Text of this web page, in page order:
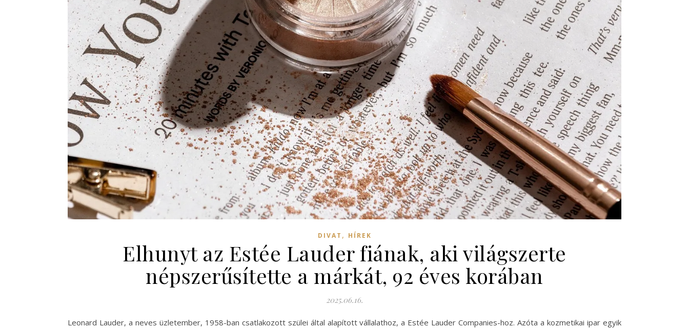
DIVAT , HÍREK
Elhunyt az Estée Lauder fiának, aki világszerte
népszerűsítette a márkát, 92 éves korában
2025.06.16.
Leonard Lauder, a neves üzletember, 1958-ban csatlakozott szülei által alapított vállalathoz, a Estée Lauder Companies-hoz. Azóta a kozmetikai ipar egyik